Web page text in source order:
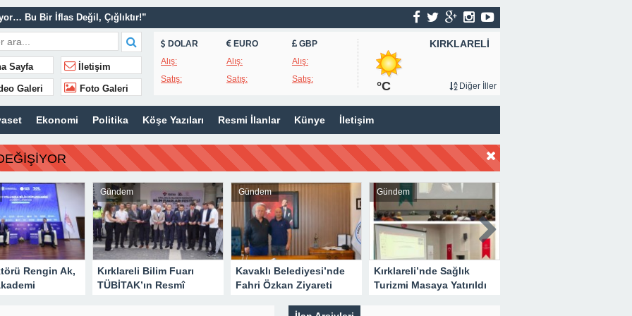
Ölüm Nedeni Dolaşım Sistemi Hastalıkları
Yatırılmaya Başlandı
KAPALI YÖNTEMLE TEDAVİ EDİLDİ
Dünya Emzirme Haftası Katılımı
Akademi Lansmanına Katıldı
Resmî Sayfasında
Ziyareti
Yatırıldı
rüzgarın etkisiyle yayıldı
Sayfa İletişim
Galeri Foto Galeri
DOLAR
Alış:
Satış:
EURO
Alış:
Satış:
GBP
Alış:
Satış:
KIRKLARELİ
°C Diğer İller
Ekonomi Politika Köşe Yazıları Resmi İlanlar Künye İletişim
Rengin Ak,
Gündem
Kırklareli Bilim Fuarı
TÜBİTAK’ın Resmî
Gündem
Kavaklı Belediyesi’nde
Fahri Özkan Ziyareti
Gündem
Kırklareli’nde Sağlık
Turizmi Masaya Yatırıldı